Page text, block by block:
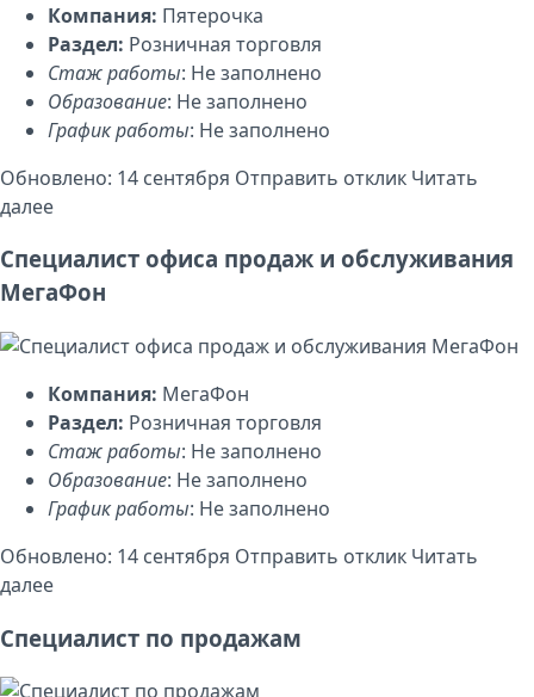
Компания: Пятерочка
Раздел: Розничная торговля
Стаж работы: Не заполнено
Образование: Не заполнено
График работы: Не заполнено
Обновлено: 14 сентября Отправить отклик Читать
далее
Специалист офиса продаж и обслуживания
МегаФон
Компания: МегаФон
Раздел: Розничная торговля
Стаж работы: Не заполнено
Образование: Не заполнено
График работы: Не заполнено
Обновлено: 14 сентября Отправить отклик Читать
далее
Специалист по продажам